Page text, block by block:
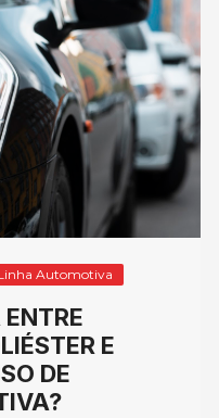
Automotiva
E
DE